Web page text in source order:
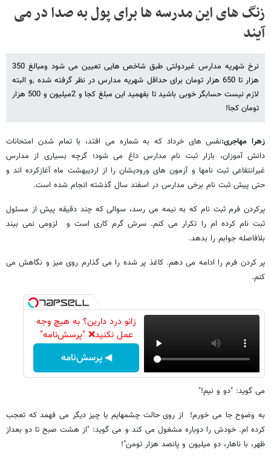
زنگ های این مدرسه ها برای پول به صدا در می
آیند
نرخ شهریه مدارس غیردولتی طبق شاخص هایی تعیین می شود ومبالغ 350
هزار تا 650 هزار تومان برای حداقل شهریه مدارس در نظر گرفته شده ,و البته
لازم نیست حسابگر خوبی باشید تا بفهمید این مبلغ کجا و 2میلیون و 500 هزار
تومان کجا!
زهرا مهاجری:نفس های خرداد که به شماره می افتد، با تمام شدن امتحانات
دانش آموزان، بازار ثبت نام مدارس داغ می شود؛ گرچه بسیاری از مدارس
غیرانتفاعی ثبت نامها و آزمون های ورودیشان را از اردیبهشت ماه آغازکرده اند و
حتی پیش ثبت نام برخی مدارس در اسفند سال گذشته انجام شده است.
پرکردن فرم ثبت نام که به نیمه می رسد، سوالی که چند دقیقه پیش از مسئول
ثبت نام کرده ام را تکرار می کنم. سرش گرم کاری است و لزومی نمی بیند
بلافاصله جوابم را بدهد.
پر کردن فرم را ادامه می دهم. کاغذ پر شده را می گذارم روی میز و نگاهش می
کنم.
زانو درد دارین؟ به هیچ وجه
عمل نکنید❌ "پرسش‌نامه"
◀ پرسش‌نامه
می گوید: "دو و نیم!"
به وضوح جا می خورم! از روی حالت چشمهایم یا چیز دیگر می فهمد که تعجب
کرده ام. خودش را دوباره مشغول می کند و می گوید: "از هشت صبح تا دو بعداز
ظهر، با ناهار، دو میلیون و پانصد هزار تومن"!